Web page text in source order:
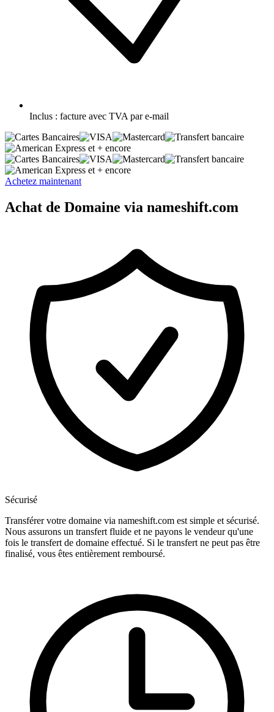
Inclus : facture avec TVA par e-mail
et + encore
et + encore
Achetez maintenant
Achat de Domaine via nameshift.com
Sécurisé
Transférer votre domaine via nameshift.com est simple et sécurisé.
Nous assurons un transfert fluide et ne payons le vendeur qu'une
fois le transfert de domaine effectué. Si le transfert ne peut pas être
finalisé, vous êtes entièrement remboursé.